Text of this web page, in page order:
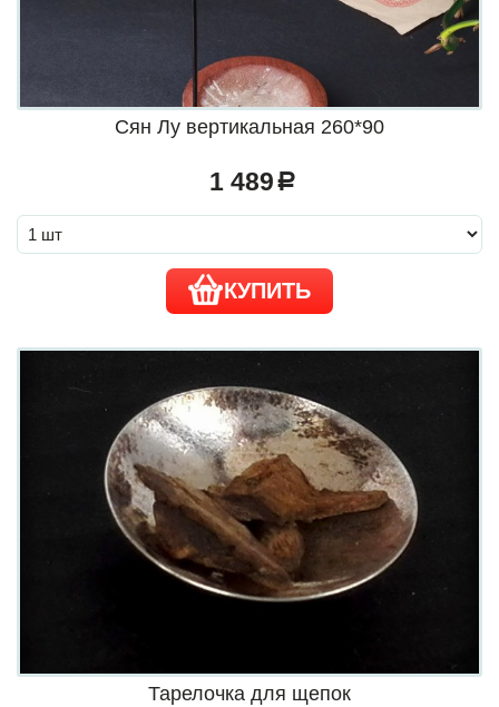
Сян Лу вертикальная 260*90
1 489 a
КУПИТЬ
Тарелочка для щепок